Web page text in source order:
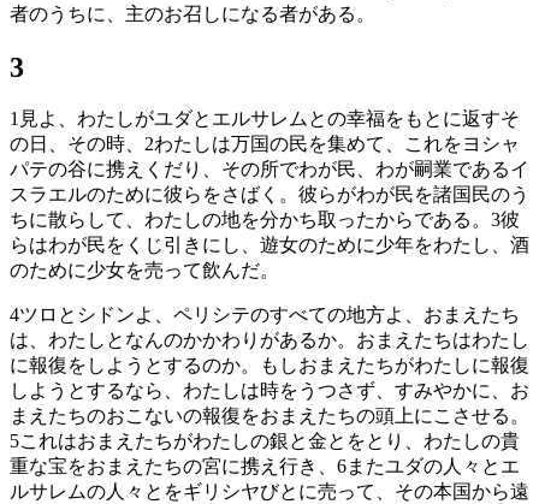
者のうちに、主のお召しになる者がある。
3
1 見よ、わたしがユダとエルサレムとの幸福をもとに返すそ
の日、その時、 2わたしは万国の民を集めて、これをヨシャ
パテの谷に携えくだり、その所でわが民、わが嗣業であるイ
スラエルのために彼らをさばく。彼らがわが民を諸国民のう
ちに散らして、わたしの地を分かち取ったからである。 3彼
らはわが民をくじ引きにし、遊女のために少年をわたし、酒
のために少女を売って飲んだ。
4ツロとシドンよ、ペリシテのすべての地方よ、おまえたち
は、わたしとなんのかかわりがあるか。おまえたちはわたし
に報復をしようとするのか。もしおまえたちがわたしに報復
しようとするなら、わたしは時をうつさず、すみやかに、お
まえたちのおこないの報復をおまえたちの頭上にこさせる。
5これはおまえたちがわたしの銀と金とをとり、わたしの貴
重な宝をおまえたちの宮に携え行き、 6またユダの人々とエ
ルサレムの人々とをギリシヤびとに売って、その本国から遠